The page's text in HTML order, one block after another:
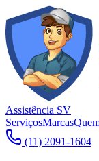
Assistência SV
ServiçosMarcas
(11) 2091-1604